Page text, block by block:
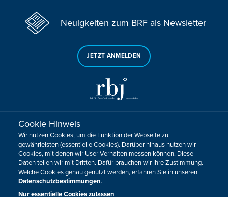
Neuigkeiten zum BRF als Newsletter
JETZT ANMELDEN
Sie haben noch Fragen oder Anmerkungen?
Impressum Datenschutz Kontakt
Barrierefreiheit
Cookie-Zustimmung anpassen
Design, Konzept & Programmierung:
Cookie Hinweis
Wir nutzen Cookies, um die Funktion der Webseite zu
gewährleisten (essentielle Cookies). Darüber hinaus nutzen wir
Cookies, mit denen wir User-Verhalten messen können. Diese
Daten teilen wir mit Dritten. Dafür brauchen wir Ihre Zustimmung.
Welche Cookies genau genutzt werden, erfahren Sie in unseren
Datenschutzbestimmungen.
Nur essentielle Cookies zulassen